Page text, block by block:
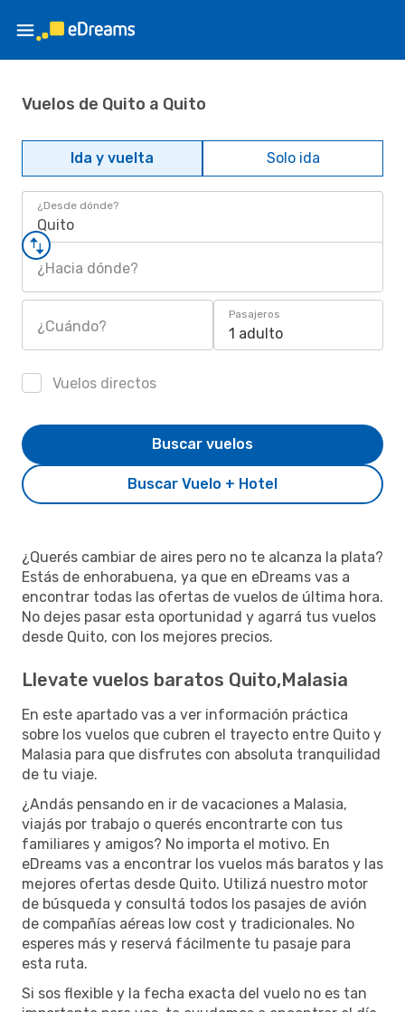
Vuelos de Quito a Quito
Ida y vuelta Solo ida
¿Desde dónde?
Quito
¿Hacia dónde?
¿Cuándo?
Pasajeros
1 adulto
Vuelos directos
Buscar Vuelo + Hotel
Buscar vuelos
¿Querés cambiar de aires pero no te alcanza la plata?
Estás de enhorabuena, ya que en eDreams vas a
encontrar todas las ofertas de vuelos de última hora.
No dejes pasar esta oportunidad y agarrá tus vuelos
desde Quito, con los mejores precios.
Llevate vuelos baratos Quito,Malasia
En este apartado vas a ver información práctica
sobre los vuelos que cubren el trayecto entre Quito y
Malasia para que disfrutes con absoluta tranquilidad
de tu viaje.
¿Andás pensando en ir de vacaciones a Malasia,
viajás por trabajo o querés encontrarte con tus
familiares y amigos? No importa el motivo. En
eDreams vas a encontrar los vuelos más baratos y las
mejores ofertas desde Quito. Utilizá nuestro motor
de búsqueda y consultá todos los pasajes de avión
de compañías aéreas low cost y tradicionales. No
esperes más y reservá fácilmente tu pasaje para
esta ruta.
Si sos flexible y la fecha exacta del vuelo no es tan